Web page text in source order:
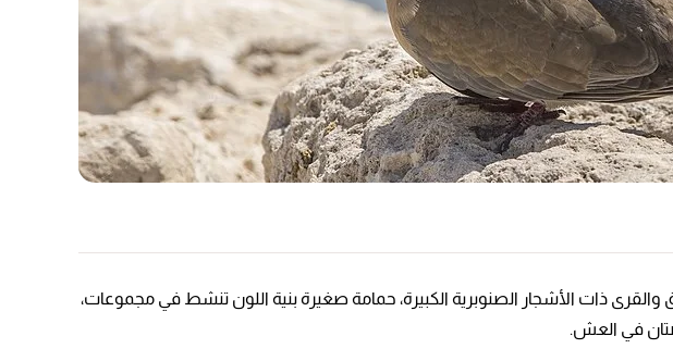
والقرى ذات الأشجار الصنوبرية الكبيرة، حمامة صغيرة بنية اللون تنشط في مجموعات،
في العش.